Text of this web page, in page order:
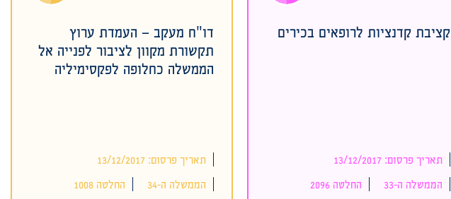
קציבת קדנציות לרופאים בכירים
תאריך פרסום: 13/12/2017
הממשלה ה-33
החלטה 2096
דו"ח מעקב – העמדת ערוץ
תקשורת מקוון לציבור לפנייה אל
הממשלה כחלופה לפקסימיליה
תאריך פרסום: 13/12/2017
הממשלה ה-34
החלטה 1008